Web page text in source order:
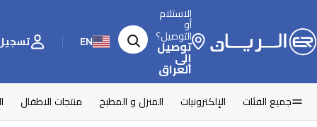
الاستلام
أو
التوصيل؟
توصيل
إلى
العراق
EN تسجيل
جميع الفئات الإلكترونيات المنزل و المطبخ منتجات الاطفال